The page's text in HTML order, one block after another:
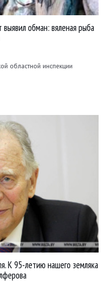
выявил обман: вяленая рыба
областной инспекции
К 95-летию нашего земляка